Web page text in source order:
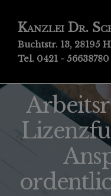
Kanzlei Dr.
Buchtstr. 13, 28195
Tel. 0421 - 56638780